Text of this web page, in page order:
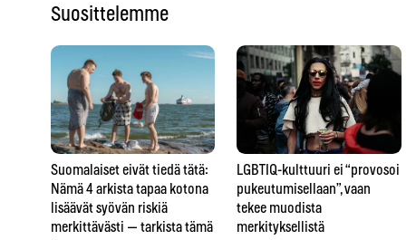
Suosittelemme
Suomalaiset eivät tiedä tätä:
Nämä 4 arkista tapaa kotona
lisäävät syövän riskiä
merkittävästi — tarkista tämä
LGBTIQ-kulttuuri ei “provosoi
pukeutumisellaan”, vaan
tekee muodista
merkityksellistä